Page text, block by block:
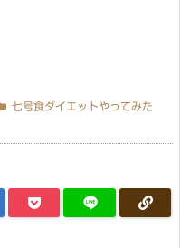
七号食ダイエットやってみた